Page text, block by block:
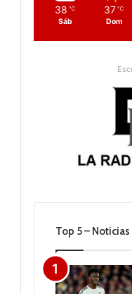
38 ℃
Sáb
37 ℃
Dom
Top 5 – Noticias